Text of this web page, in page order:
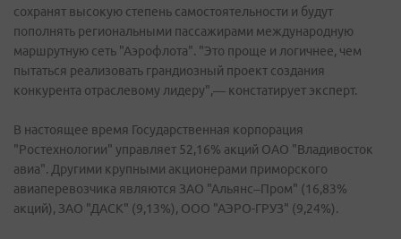
сохранят высокую степень самостоятельности и будут
пополнять региональными пассажирами международную
маршрутную сеть "Аэрофлота". "Это проще и логичнее, чем
пытаться реализовать грандиозный проект создания
конкурента отраслевому лидеру",— констатирует эксперт.
В настоящее время Государственная корпорация
"Ростехнологии" управляет 52,16% акций ОАО "Владивосток
авиа". Другими крупными акционерами приморского
авиаперевозчика являются ЗАО "Альянс–Пром" (16,83%
акций), ЗАО "ДАСК" (9,13%), ООО "АЭРО-ГРУЗ" (9,24%).